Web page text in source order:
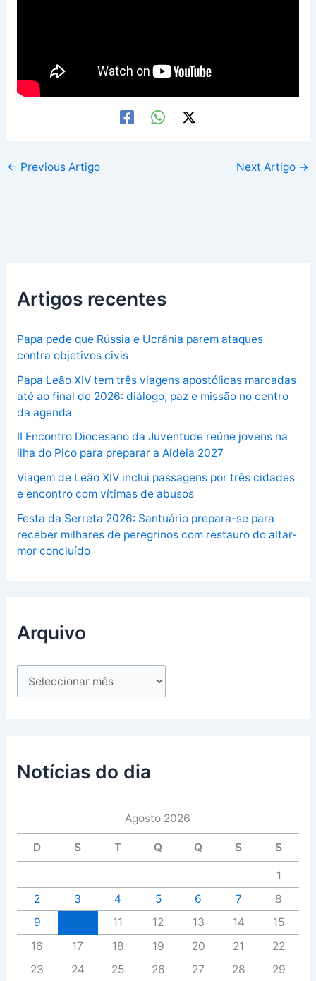
← Previous Artigo Next Artigo →
Artigos recentes
Papa pede que Rússia e Ucrânia parem ataques
contra objetivos civis
Papa Leão XIV tem três viagens apostólicas marcadas
até ao final de 2026: diálogo, paz e missão no centro
da agenda
II Encontro Diocesano da Juventude reúne jovens na
ilha do Pico para preparar a Aldeia 2027
Viagem de Leão XIV inclui passagens por três cidades
e encontro com vítimas de abusos
Festa da Serreta 2026: Santuário prepara-se para
receber milhares de peregrinos com restauro do altar-
mor concluído
Arquivo
Notícias do dia
Agosto 2026
D S T Q Q S S
1
2
3 4 5 6 7
8
9
11 12 13 14
15
16
17 18 19 20 21
22
23
24 25 26 27 28
29